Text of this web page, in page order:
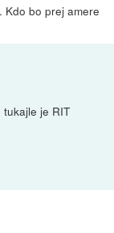
Kdo bo prej amere
je RIT